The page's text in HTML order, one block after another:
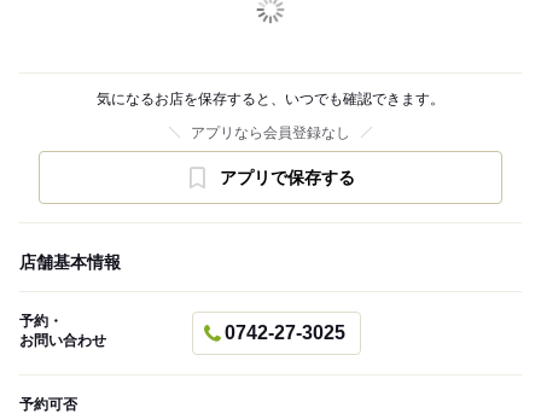
気になるお店を保存すると、いつでも確認できます。
アプリなら会員登録なし
アプリで保存する
店舗基本情報
予約・
お問い合わせ
0742-27-3025
予約可否